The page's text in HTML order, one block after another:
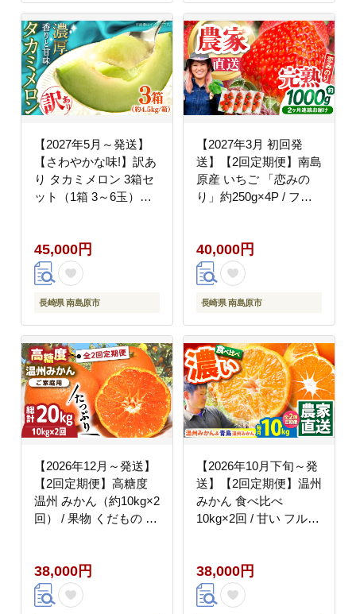
【2027年5月～発送】
【さわやかな味!】訳あ
り タカミメロン 3箱セ
ット（1箱 3～6玉）
島原市 / 南島原果物屋
[SCV027]
45,000円
長崎県 南島原市
【2027年3月 初回発
送】【2回定期便】南島
原産 いちご 「恋みの
り」約250g×4P / フル
40,000円
長崎県 南島原市
【2026年12月～発送】
【2回定期便】高糖度
温州 みかん（約10kg×2
回） / 果物 くだもの 果
家庭用 10kg / 南島原市
/ 南島原果物屋
[SCV002]
38,000円
【2026年10月下旬～発
送】【2回定期便】温州
みかん 食べ比べ
10kg×2回 / 甘い フルー
38,000円